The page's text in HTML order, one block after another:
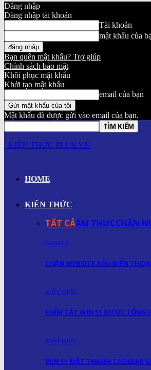
Đăng nhập
Đăng nhập tài khoản
Tài khoản
mật khẩu của
Bạn quên mật khẩu? Trợ giúp
Chính sách bảo mật
Khôi phục mật khẩu
Khởi tạo mật khẩu
email của bạn
Mật khẩu đã được gửi vào email của bạn.
KIẾN THỨC PLUS.VN
HOME
KIẾN THỨC
TẤT CẢẨM THỰCCHĂN
GOOGLE
CHẶN WEBSITE XẤU ĐIỆN
KIẾN THỨC
PHÍM TẮT WIN 11 ĐƯỢC TỔNG
KIẾN THỨC
WIN 11 MẤT THANH TASKBAR